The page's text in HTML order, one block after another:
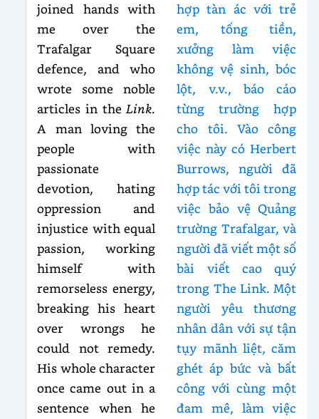
joined hands with
me over the
Trafalgar Square
defence, and who
wrote some noble
articles in the Link.
A man loving the
people with
passionate
devotion, hating
oppression and
injustice with equal
passion, working
himself with
remorseless energy,
breaking his heart
over wrongs he
could not remedy.
His whole character
once came out in a
sentence when he
hợp tàn ác với trẻ
em, tống tiền,
xưởng làm việc
không vệ sinh, bóc
lột, v.v., báo cáo
từng trường hợp
cho tôi. Vào công
việc này có Herbert
Burrows, người đã
hợp tác với tôi trong
việc bảo vệ Quảng
trường Trafalgar, và
người đã viết một số
bài viết cao quý
trong The Link. Một
người yêu thương
nhân dân với sự tận
tụy mãnh liệt, căm
ghét áp bức và bất
công với cùng một
đam mê, làm việc